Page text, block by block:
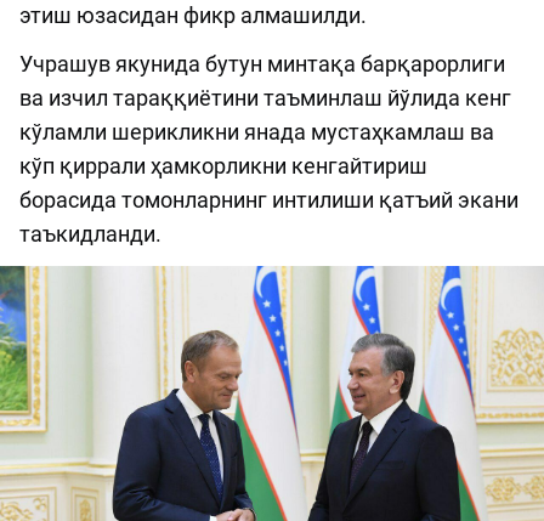
этиш юзасидан фикр алмашилди.
Учрашув якунида бутун минтақа барқарорлиги
ва изчил тараққиётини таъминлаш йўлида кенг
кўламли шерикликни янада мустаҳкамлаш ва
кўп қиррали ҳамкорликни кенгайтириш
борасида томонларнинг интилиши қатъий экани
таъкидланди.